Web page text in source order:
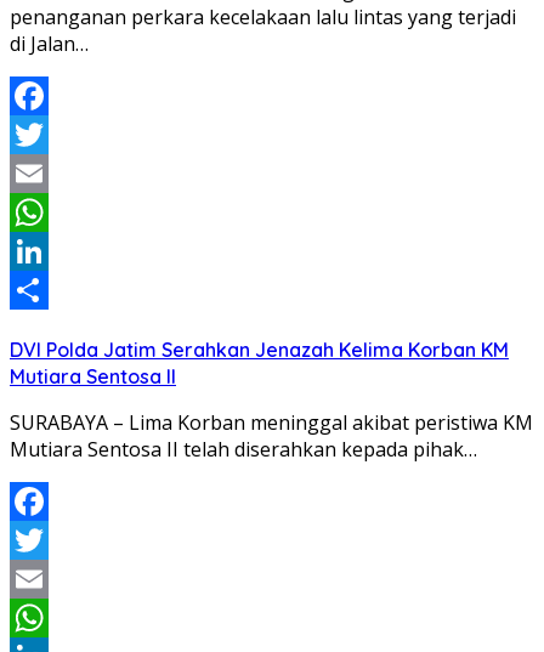
penanganan perkara kecelakaan lalu lintas yang terjadi
di Jalan…
Facebook
Twitter
Email
WhatsApp
LinkedIn
DVI Polda Jatim Serahkan Jenazah Kelima Korban KM
Mutiara Sentosa II
SURABAYA – Lima Korban meninggal akibat peristiwa KM
Mutiara Sentosa II telah diserahkan kepada pihak…
Facebook
Twitter
Email